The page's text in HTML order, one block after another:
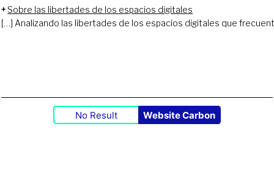
Sobre las libertades de los espacios digitales
[…] Analizando las libertades de los espacios digitales que
No Result Website Carbon